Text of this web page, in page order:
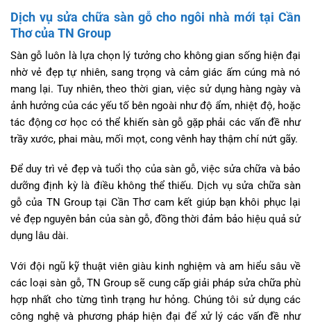
Dịch vụ sửa chữa sàn gỗ cho ngôi nhà mới tại Cần
Thơ của TN Group
Sàn gỗ luôn là lựa chọn lý tưởng cho không gian sống hiện đại
nhờ vẻ đẹp tự nhiên, sang trọng và cảm giác ấm cúng mà nó
mang lại. Tuy nhiên, theo thời gian, việc sử dụng hàng ngày và
ảnh hưởng của các yếu tố bên ngoài như độ ẩm, nhiệt độ, hoặc
tác động cơ học có thể khiến sàn gỗ gặp phải các vấn đề như
trầy xước, phai màu, mối mọt, cong vênh hay thậm chí nứt gãy.
Để duy trì vẻ đẹp và tuổi thọ của sàn gỗ, việc sửa chữa và bảo
dưỡng định kỳ là điều không thể thiếu. Dịch vụ sửa chữa sàn
gỗ của TN Group tại Cần Thơ cam kết giúp bạn khôi phục lại
vẻ đẹp nguyên bản của sàn gỗ, đồng thời đảm bảo hiệu quả sử
dụng lâu dài.
Với đội ngũ kỹ thuật viên giàu kinh nghiệm và am hiểu sâu về
các loại sàn gỗ, TN Group sẽ cung cấp giải pháp sửa chữa phù
hợp nhất cho từng tình trạng hư hỏng. Chúng tôi sử dụng các
công nghệ và phương pháp hiện đại để xử lý các vấn đề như